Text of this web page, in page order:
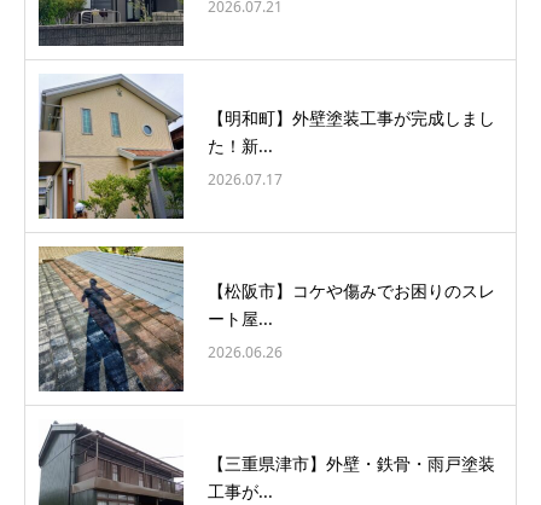
2026.07.21
【明和町】外壁塗装工事が完成しまし
た！新...
2026.07.17
【松阪市】コケや傷みでお困りのスレ
ート屋...
2026.06.26
【三重県津市】外壁・鉄骨・雨戸塗装
工事が...